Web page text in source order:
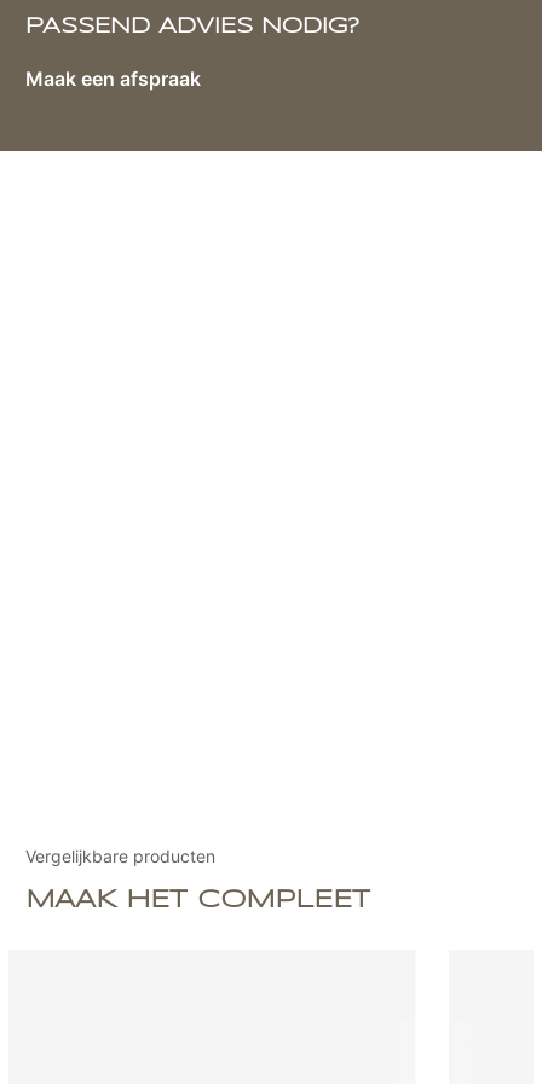
PASSEND ADVIES NODIG?
Maak een afspraak
Vergelijkbare producten
MAAK HET COMPLEET